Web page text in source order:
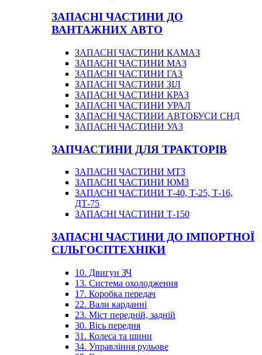
ЗАПАСНІ ЧАСТИНИ ДО
ВАНТАЖНИХ АВТО
ЗАПАСНІ ЧАСТИНИ КАМАЗ
ЗАПАСНІ ЧАСТИНИ МАЗ
ЗАПАСНІ ЧАСТИНИ ГАЗ
ЗАПАСНІ ЧАСТИНИ ЗІЛ
ЗАПАСНІ ЧАСТИНИ КРАЗ
ЗАПАСНІ ЧАСТИНИ УРАЛ
ЗАПАСНІ ЧАСТИНИ АВТОБУСИ СНД
ЗАПАСНІ ЧАСТИНИ УАЗ
ЗАПЧАСТИНИ ДЛЯ ТРАКТОРІВ
ЗАПАСНІ ЧАСТИНИ МТЗ
ЗАПАСНІ ЧАСТИНИ ЮМЗ
ЗАПАСНІ ЧАСТИНИ Т-40, Т-25, Т-16,
ДТ-75
ЗАПАСНІ ЧАСТИНИ Т-150
ЗАПАСНІ ЧАСТИНИ ДО ІМПОРТНОЇ
СІЛЬГОСПТЕХНІКИ
10. Двигун ЗЧ
13. Система охолодження
17. Коробка передач
22. Вали карданні
23. Міст передній, задній
30. Вісь передня
31. Колеса та шини
34. Управління рульове